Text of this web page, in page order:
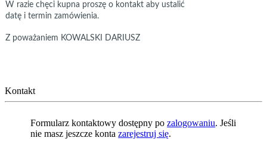
W razie chęci kupna proszę o kontakt aby ustalić
datę i termin zamówienia.
Z poważaniem KOWALSKI DARIUSZ
Kontakt
Formularz kontaktowy dostępny pozalogowaniu. Jeśli
nie masz jeszcze kontazarejestruj się.